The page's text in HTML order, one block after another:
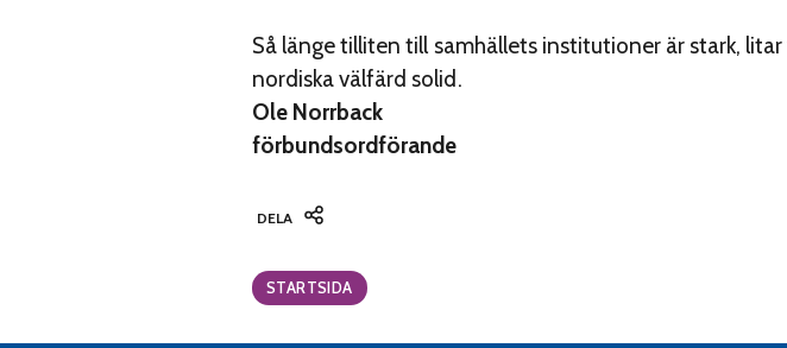
Så länge tilliten till samhällets institutioner är stark,
nordiska välfärd solid.
Ole Norrback
förbundsordförande
DELA
STARTSIDA